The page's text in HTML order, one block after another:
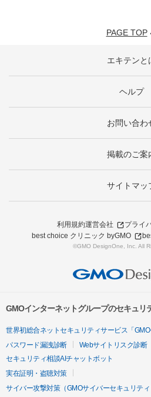
PAGE TOP
エキテンと
ヘルプ
お問い合わ
掲載のご案
サイトマッ
利用規約運営会社
プライ
best choice クリニック byGMO
©GMO DesignOne, Inc. All
GMOインターネットグループのセキュリ
世界初総合ネットセキュリティサービス「GMO
パスワード漏洩診断
Webサイトリスク診断
セキュリティ相談AIチャットボット
実在証明・盗聴対策
サイバー攻撃対策（GMOサイバーセキュリティ